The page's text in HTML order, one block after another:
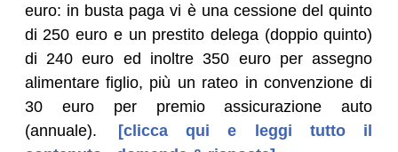
euro: in busta paga vi è una cessione del quinto
di 250 euro e un prestito delega (doppio quinto)
di 240 euro ed inoltre 350 euro per assegno
alimentare figlio, più un rateo in convenzione di
30 euro per premio assicurazione auto
(annuale).
[clicca qui e leggi tutto il